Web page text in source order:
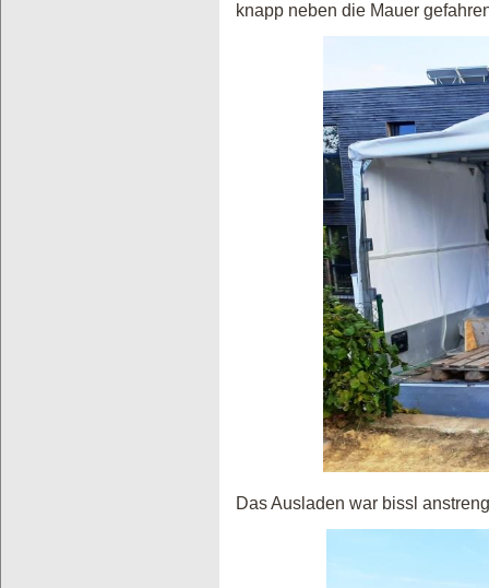
knapp neben die Mauer
Das Ausladen war bissl